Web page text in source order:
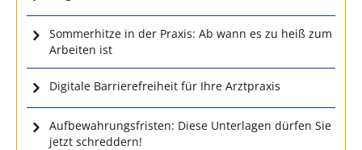
Sommerhitze in der Praxis: Ab wann es zu heiß zum
Arbeiten ist
Digitale Barrierefreiheit für Ihre Arztpraxis
Aufbewahrungsfristen: Diese Unterlagen dürfen Sie
jetzt schreddern!